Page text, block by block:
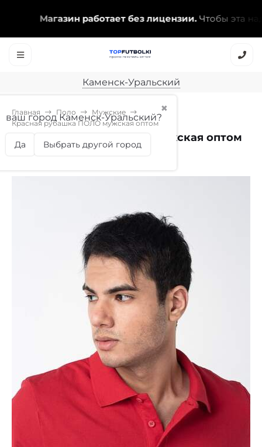
Магазин работает без лицензии.Чтобы эта
Каменск-Уральский
✖
ваш город Каменск-Уральский?
Да Выбрать другой город
Главная Поло
Мужские
Красная рубашка ПОЛО мужская оптом
Красная рубашка ПОЛО мужская оптом